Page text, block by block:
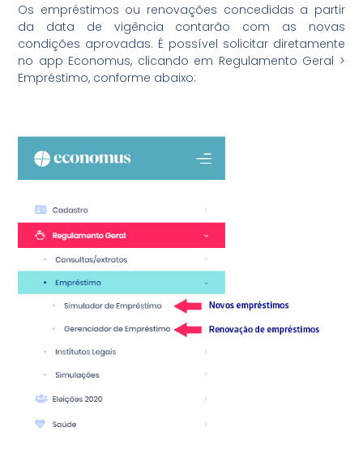
Os empréstimos ou renovações concedidas a partir
da data de vigência contarão com as novas
condições aprovadas. É possível solicitar diretamente
no app Economus, clicando em Regulamento Geral >
Empréstimo, conforme abaixo: